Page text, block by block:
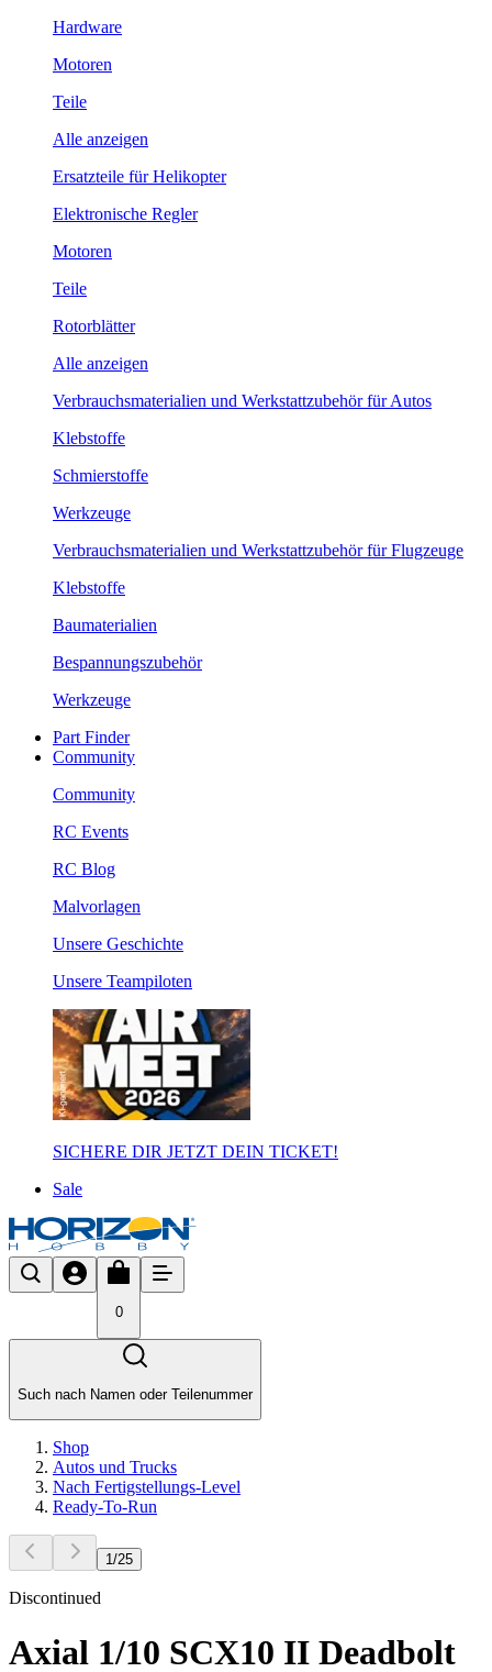
Hardware
Motoren
Teile
Alle anzeigen
Ersatzteile für Helikopter
Elektronische Regler
Motoren
Teile
Rotorblätter
Alle anzeigen
Verbrauchsmaterialien und Werkstattzubehör für Autos
Klebstoffe
Schmierstoffe
Werkzeuge
Verbrauchsmaterialien und Werkstattzubehör für Flugzeuge
Klebstoffe
Baumaterialien
Bespannungszubehör
Werkzeuge
Part Finder
Community
Community
RC Events
RC Blog
Malvorlagen
Unsere Geschichte
Unsere Teampiloten
SICHERE DIR JETZT DEIN TICKET!
Sale
0
Such nach Namen oder Teilenummer
Shop
Autos und Trucks
Nach Fertigstellungs-Level
Ready-To-Run
1/25
Discontinued
Axial 1/10 SCX10 II Deadbolt